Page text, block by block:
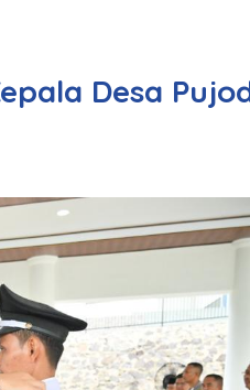
Desa